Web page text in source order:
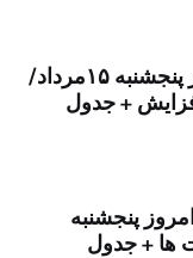
قیمت طلا و سکه امروز پنجشنبه ۱۵مرداد/
+ جدول
پنجشنبه